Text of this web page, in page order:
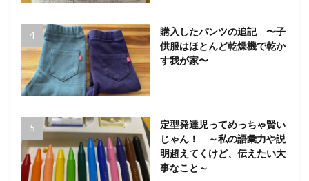
購入したパンツの追記 〜子
供服はほとんど乾燥機で乾か
す我が家〜
定型発達児ってめっちゃ賢い
じゃん！ ～私の語彙力や説
明超えてくけど、伝えたい大
事なこと～